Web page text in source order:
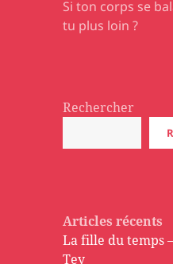
Si ton corps se
tu plus loin ?
Rechercher
Articles récents
La fille du temps
Tey